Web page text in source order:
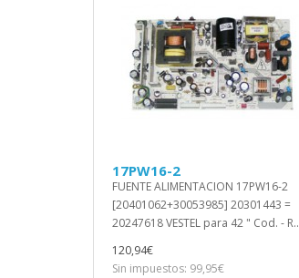
17PW16-2
FUENTE ALIMENTACION 17PW16-2
[20401062+30053985] 20301443 =
20247618 VESTEL para 42 " Cod. - R..
120,94€
Sin impuestos: 99,95€